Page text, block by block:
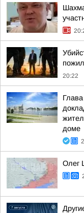
20:22
доме
Олег